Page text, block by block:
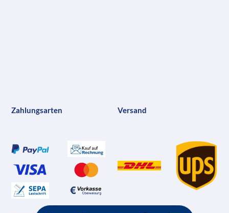
Zahlungsarten Versand